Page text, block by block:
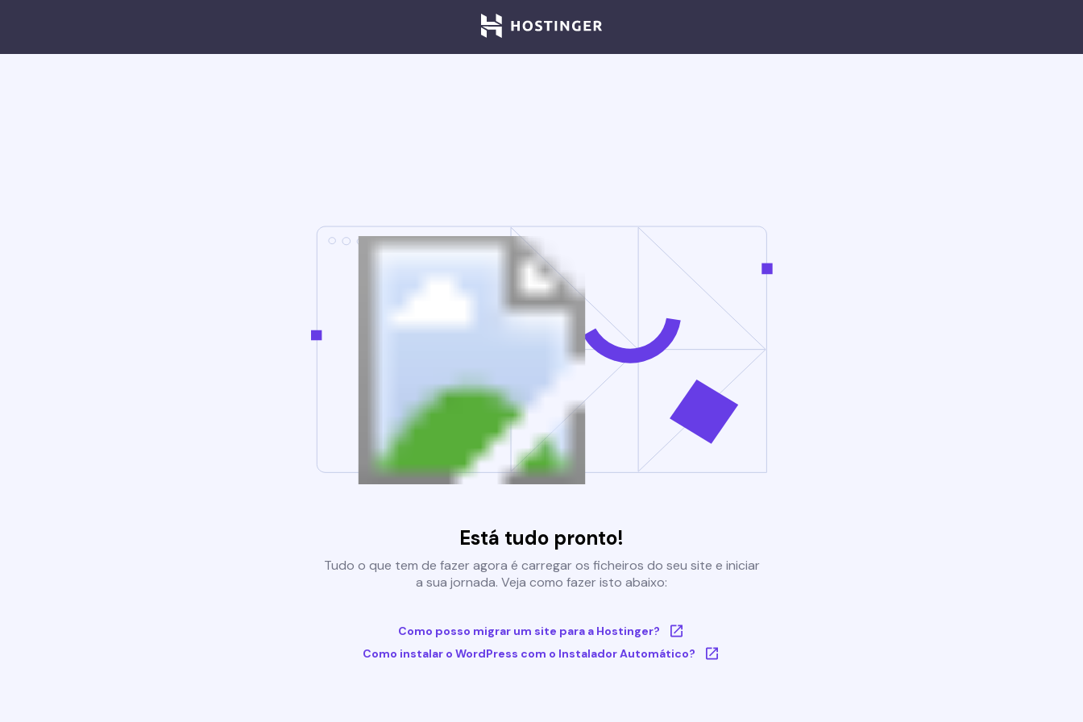
Está tudo pronto!
Tudo o que tem de fazer agora é carregar os ficheiros do seu site e iniciar
a sua jornada. Veja como fazer isto abaixo:
Como posso migrar um site para a Hostinger?
Como instalar o WordPress com o Instalador Automático?